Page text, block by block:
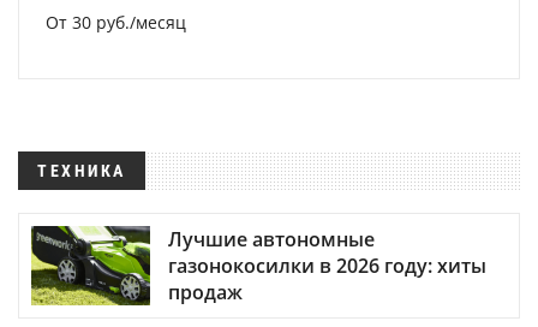
От 30 руб./месяц
ТЕХНИКА
Лучшие автономные
газонокосилки в 2026 году: хиты
продаж